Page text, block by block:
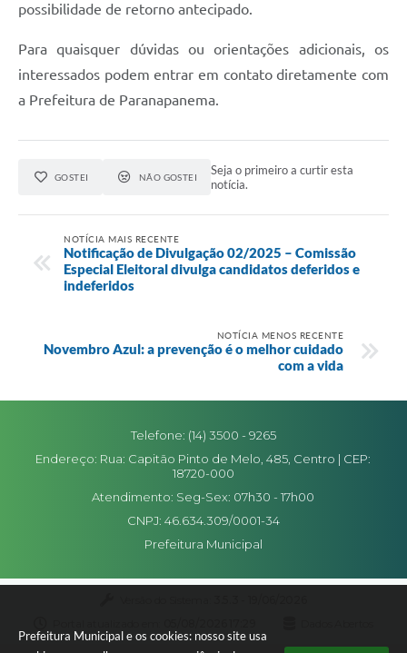
Prefeitura Municipal e os cookies: nosso site usa
possibilidade de retorno antecipado.
Para quaisquer dúvidas ou orientações adicionais, os
interessados podem entrar em contato diretamente com
a Prefeitura de Paranapanema.
GOSTEI NÃO GOSTEI
Seja o primeiro a curtir esta
notícia.
NOTÍCIA MAIS RECENTE
Notificação de Divulgação 02/2025 – Comissão
Especial Eleitoral divulga candidatos deferidos e
indeferidos
NOTÍCIA MENOS RECENTE
Novembro Azul: a prevenção é o melhor cuidado
com a vida
Telefone: (14) 3500 - 9265
Endereço: Rua: Capitão Pinto de Melo, 485, Centro | CEP:
18720-000
Atendimento: Seg-Sex: 07h30 - 17h00
CNPJ: 46.634.309/0001-34
Prefeitura Municipal